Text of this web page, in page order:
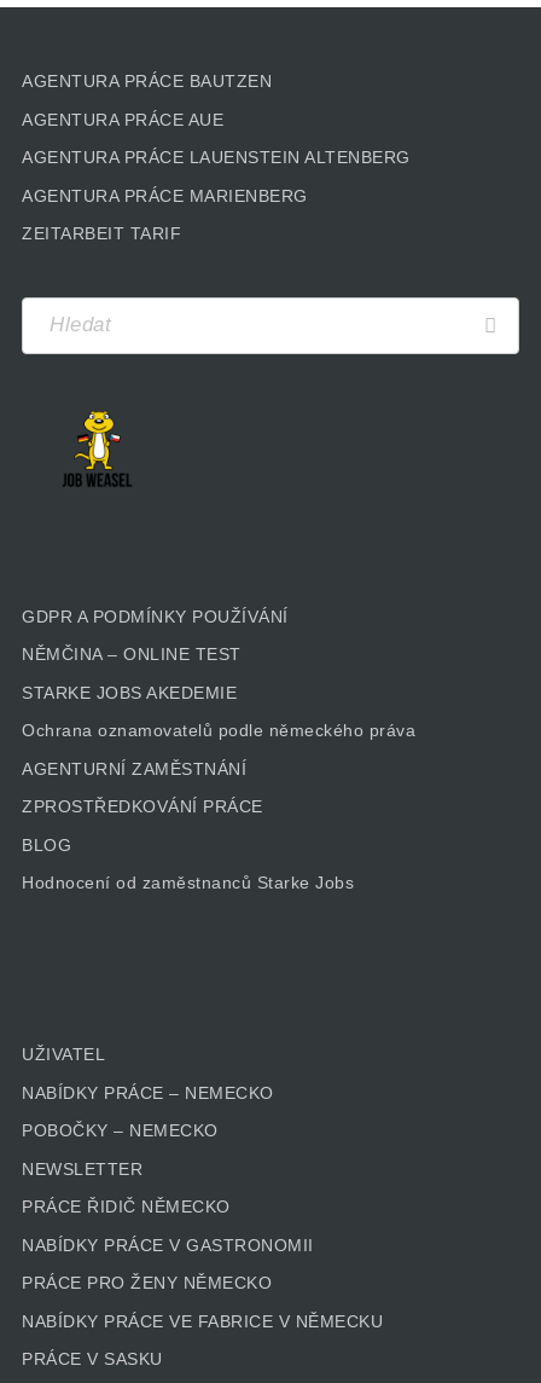
AGENTURA PRÁCE BAUTZEN
AGENTURA PRÁCE AUE
AGENTURA PRÁCE LAUENSTEIN ALTENBERG
AGENTURA PRÁCE MARIENBERG
ZEITARBEIT TARIF
GDPR A PODMÍNKY POUŽÍVÁNÍ
NĚMČINA – ONLINE TEST
STARKE JOBS AKEDEMIE
Ochrana oznamovatelů podle německého práva
AGENTURNÍ ZAMĚSTNÁNÍ
ZPROSTŘEDKOVÁNÍ PRÁCE
BLOG
Hodnocení od zaměstnanců Starke Jobs
UŽIVATEL
NABÍDKY PRÁCE – NEMECKO
POBOČKY – NEMECKO
NEWSLETTER
PRÁCE ŘIDIČ NĚMECKO
NABÍDKY PRÁCE V GASTRONOMII
PRÁCE PRO ŽENY NĚMECKO
NABÍDKY PRÁCE VE FABRICE V NĚMECKU
PRÁCE V SASKU